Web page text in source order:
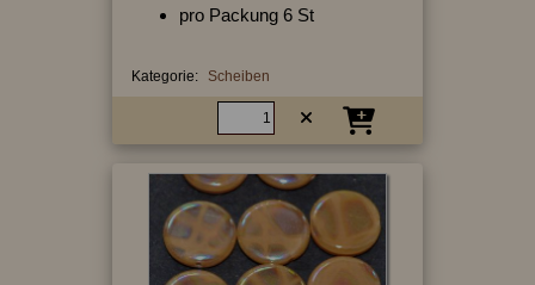
pro Packung 6 St
Kategorie: Scheiben